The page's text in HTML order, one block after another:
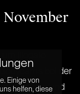
November
illegale
bei der
und
Einige von
helfen, diese